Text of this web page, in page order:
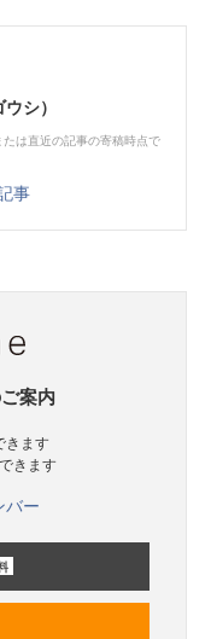
シ）
は直近の記事の寄稿時点で
事
案内
きます
きます
バー